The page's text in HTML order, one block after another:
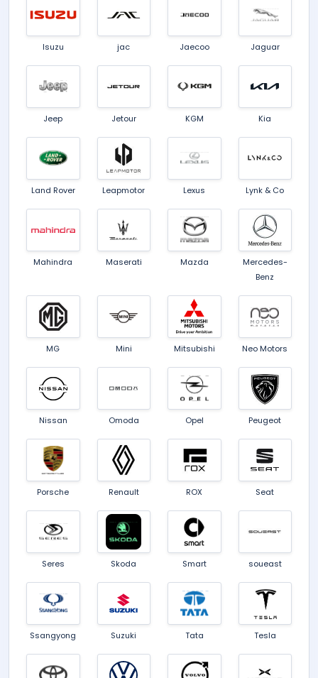
Isuzu jac Jaecoo Jaguar
Jeep Jetour KGM Kia
Land Rover Leapmotor Lexus Lynk & Co
Mahindra Maserati Mazda
Mercedes-
Benz
MG Mini Mitsubishi Neo Motors
Nissan Omoda Opel Peugeot
Porsche Renault ROX Seat
Seres Skoda Smart soueast
Ssangyong Suzuki Tata Tesla